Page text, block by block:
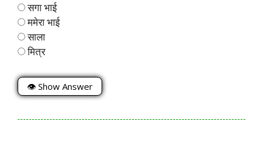
सगा भाई
ममेरा भाई
साला
मित्र
👁 Show Answer